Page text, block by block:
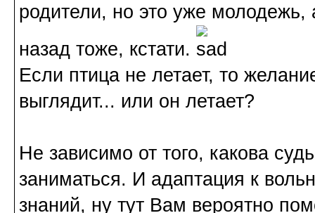
родители, но это уже
назад тоже, кстати.
Если птица не летает, то
выглядит... или он летает?
Не зависимо от того, какова
заниматься. И адаптация к
знаний, ну тут Вам вероятно